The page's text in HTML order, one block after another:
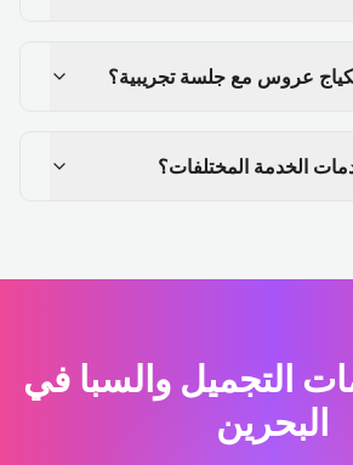
عروس مع جلسة تجريبية؟
الخدمة المختلفات؟
التجميل والسبا في
البحرين